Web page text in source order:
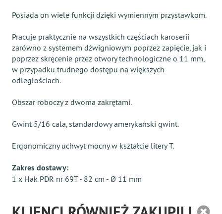
Posiada on wiele funkcji dzięki wymiennym przystawkom.
Pracuje praktycznie na wszystkich częściach karoserii
zarówno z systemem dźwigniowym poprzez zapięcie, jak i
poprzez skręcenie przez otwory technologiczne o 11 mm,
w przypadku trudnego dostępu na większych
odległościach.
Obszar roboczy z dwoma zakrętami.
Gwint 5/16 cala, standardowy amerykański gwint.
Ergonomiczny uchwyt mocny w kształcie litery T.
Zakres dostawy:
1 x Hak PDR nr 69T - 82 cm - Ø 11 mm